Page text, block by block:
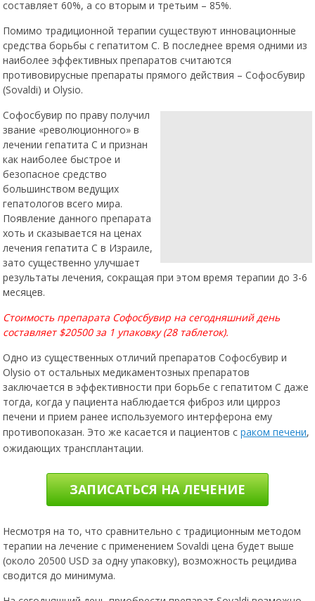
составляет 60%, а со вторым и третьим – 85%.
Помимо традиционной терапии существуют инновационные
средства борьбы с гепатитом С. В последнее время одними из
наиболее эффективных препаратов считаются
противовирусные препараты прямого действия – Софосбувир
(Sovaldi) и Olysio.
Софосбувир по праву получил
звание «революционного» в
лечении гепатита С и признан как
наиболее быстрое и безопасное
средство большинством ведущих
гепатологов всего мира.
Появление данного препарата
хоть и сказывается на ценах
лечения гепатита С в Израиле,
зато существенно улучшает
результаты лечения, сокращая
при этом время терапии до 3-6 месяцев.
Стоимость препарата Софосбувир на сегодняшний день
составляет $20500 за 1 упаковку (28 таблеток).
Одно из существенных отличий препаратов Софосбувир и
Olysio от остальных медикаментозных препаратов
заключается в эффективности при борьбе с гепатитом С даже
тогда, когда у пациента наблюдается фиброз или цирроз
печени и прием ранее используемого интерферона ему
противопоказан. Это же касается и пациентов сраком печени
ожидающих трансплантации.
ЗАПИСАТЬСЯ НА ЛЕЧЕНИЕ
терапии на лечение c применением Sovaldi цена будет выше
(около 20500 USD за одну упаковку), возможность рецидива
сводится до минимума.
На сегодняшний день приобрести препарат Sovaldi возможно